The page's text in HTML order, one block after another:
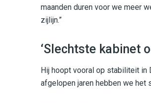
maanden duren voor we meer
zijlijn.”
‘Slechtste kabinet
Hij hoopt vooral op stabiliteit in
afgelopen jaren hebben we het